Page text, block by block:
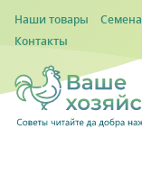
Наши товары Семена
Контакты